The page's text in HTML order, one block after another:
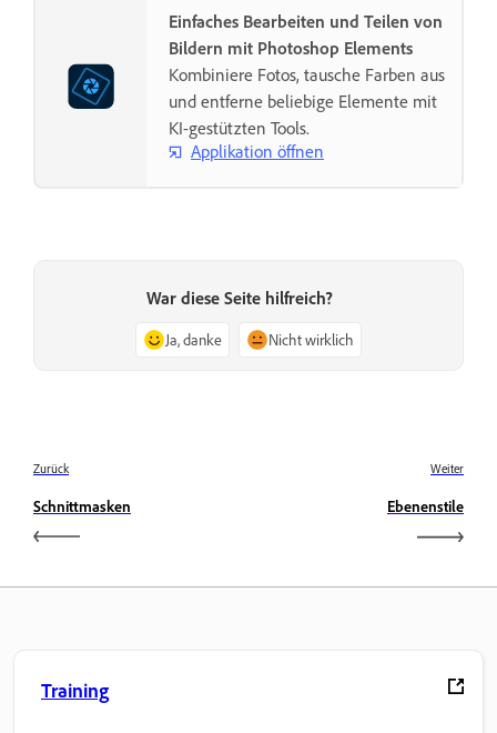
Einfaches Bearbeiten und Teilen von
Bildern mit Photoshop Elements
Kombiniere Fotos, tausche Farben aus
und entferne beliebige Elemente mit
KI-gestützten Tools.
Applikation öffnen
War diese Seite hilfreich?
Ja, danke Nicht wirklich
Zurück
Schnittmasken
Weiter
Ebenenstile
Training